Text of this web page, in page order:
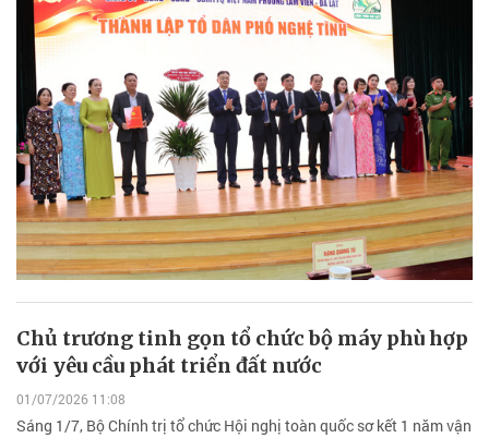
Chủ trương tinh gọn tổ chức bộ máy phù hợp
với yêu cầu phát triển đất nước
01/07/2026 11:08
Sáng 1/7, Bộ Chính trị tổ chức Hội nghị toàn quốc sơ kết 1 năm vận